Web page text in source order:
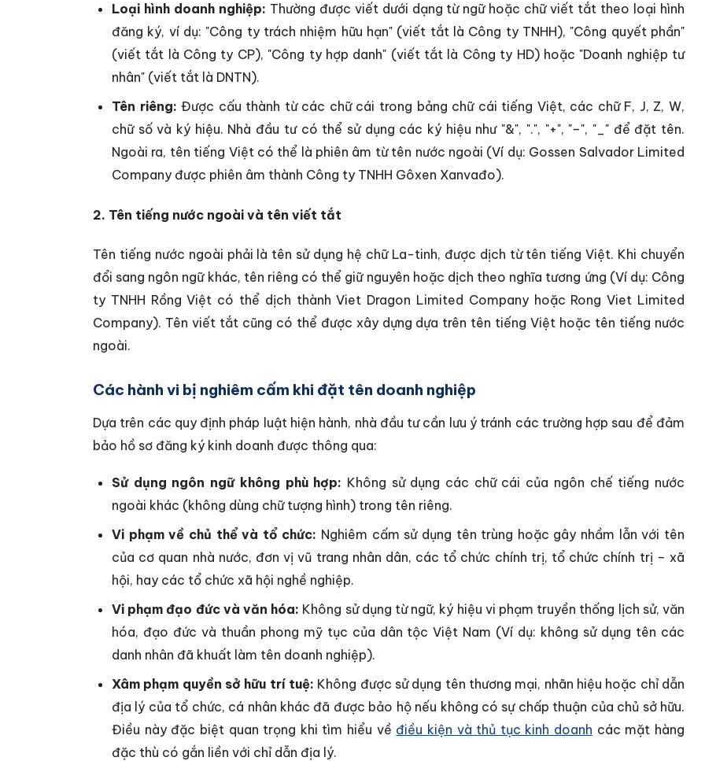
Loại hình doanh nghiệp: Thường được viết dưới dạng từ ngữ hoặc chữ viết tắt theo loại hình
đăng ký, ví dụ: "Công ty trách nhiệm hữu hạn" (viết tắt là Công ty TNHH), "Công quyết phần"
(viết tắt là Công ty CP), "Công ty hợp danh" (viết tắt là Công ty HD) hoặc "Doanh nghiệp tư
nhân" (viết tắt là DNTN).
Tên riêng: Được cấu thành từ các chữ cái trong bảng chữ cái tiếng Việt, các chữ F, J, Z, W,
chữ số và ký hiệu. Nhà đầu tư có thể sử dụng các ký hiệu như "&", ".", "+", "–", "_" để đặt tên.
Ngoài ra, tên tiếng Việt có thể là phiên âm từ tên nước ngoài (Ví dụ: Gossen Salvador Limited
Company được phiên âm thành Công ty TNHH Gôxen Xanvađo).
2. Tên tiếng nước ngoài và tên viết tắt
Tên tiếng nước ngoài phải là tên sử dụng hệ chữ La-tinh, được dịch từ tên tiếng Việt. Khi chuyển
đổi sang ngôn ngữ khác, tên riêng có thể giữ nguyên hoặc dịch theo nghĩa tương ứng (Ví dụ: Công
ty TNHH Rồng Việt có thể dịch thành Viet Dragon Limited Company hoặc Rong Viet Limited
Company). Tên viết tắt cũng có thể được xây dựng dựa trên tên tiếng Việt hoặc tên tiếng nước
ngoài.
Các hành vi bị nghiêm cấm khi đặt tên doanh nghiệp
Dựa trên các quy định pháp luật hiện hành, nhà đầu tư cần lưu ý tránh các trường hợp sau để đảm
bảo hồ sơ đăng ký kinh doanh được thông qua:
Sử dụng ngôn ngữ không phù hợp: Không sử dụng các chữ cái của ngôn chế tiếng nước
ngoài khác (không dùng chữ tượng hình) trong tên riêng.
Vi phạm về chủ thể và tổ chức: Nghiêm cấm sử dụng tên trùng hoặc gây nhầm lẫn với tên
của cơ quan nhà nước, đơn vị vũ trang nhân dân, các tổ chức chính trị, tổ chức chính trị – xã
hội, hay các tổ chức xã hội nghề nghiệp.
Vi phạm đạo đức và văn hóa: Không sử dụng từ ngữ, ký hiệu vi phạm truyền thống lịch sử, văn
hóa, đạo đức và thuần phong mỹ tục của dân tộc Việt Nam (Ví dụ: không sử dụng tên các
danh nhân đã khuất làm tên doanh nghiệp).
Xâm phạm quyền sở hữu trí tuệ: Không được sử dụng tên thương mại, nhãn hiệu hoặc chỉ dẫn
địa lý của tổ chức, cá nhân khác đã được bảo hộ nếu không có sự chấp thuận của chủ sở hữu.
Điều này đặc biệt quan trọng khi tìm hiểu về điều kiện và thủ tục kinh doanh các mặt hàng
đặc thù có gắn liền với chỉ dẫn địa lý.